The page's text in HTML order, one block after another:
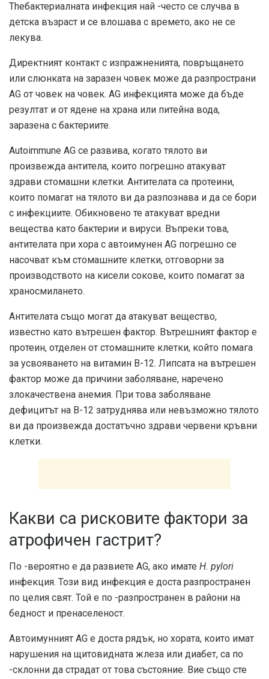
Theбактериалната инфекция най -често се случва в
детска възраст и се влошава с времето, ако не се
лекува.
Директният контакт с изпражненията, повръщането
или слюнката на заразен човек може да разпространи
AG от човек на човек. AG инфекцията може да бъде
резултат и от ядене на храна или питейна вода,
заразена с бактериите.
Autoimmune AG се развива, когато тялото ви
произвежда антитела, които погрешно атакуват
здрави стомашни клетки. Антителата са протеини,
които помагат на тялото ви да разпознава и да се бори
с инфекциите. Обикновено те атакуват вредни
вещества като бактерии и вируси. Въпреки това,
антителата при хора с автоимунен AG погрешно се
насочват към стомашните клетки, отговорни за
производството на кисели сокове, които помагат за
храносмилането.
Антителата също могат да атакуват вещество,
известно като вътрешен фактор. Вътрешният фактор е
протеин, отделен от стомашните клетки, който помага
за усвояването на витамин В-12. Липсата на вътрешен
фактор може да причини заболяване, наречено
злокачествена анемия. При това заболяване
дефицитът на В-12 затруднява или невъзможно тялото
ви да произвежда достатъчно здрави червени кръвни
клетки.
Какви са рисковите фактори за
атрофичен гастрит?
По -вероятно е да развиете AG, ако имате H. pylori
инфекция. Този вид инфекция е доста разпространен
по целия свят. Той е по -разпространен в райони на
бедност и пренаселеност.
Автоимунният AG е доста рядък, но хората, които имат
нарушения на щитовидната жлеза или диабет, са по
-склонни да страдат от това състояние. Вие също сте